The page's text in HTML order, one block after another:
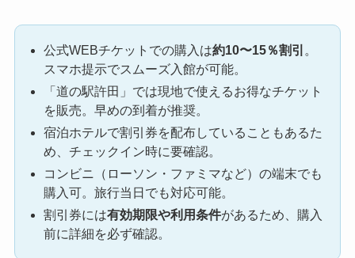
公式WEBチケットでの購入は約10〜15％割引 。
スマホ提示でスムーズ入館が可能。
「道の駅許田」では現地で使えるお得なチケット
を販売。早めの到着が推奨。
宿泊ホテルで割引券を配布していることもあるた
め、チェックイン時に要確認。
コンビニ（ローソン・ファミマなど）の端末でも
購入可。旅行当日でも対応可能。
割引券には有効期限や利用条件があるため、購入
前に詳細を必ず確認。